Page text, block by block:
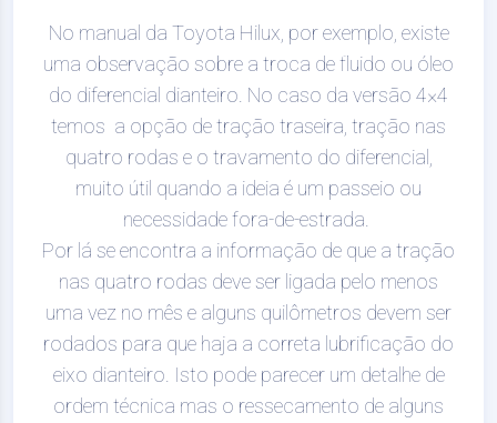
No manual da Toyota Hilux, por exemplo, existe
uma observação sobre a troca de fluido ou óleo
do diferencial dianteiro. No caso da versão 4×4
temos a opção de tração traseira, tração nas
quatro rodas e o travamento do diferencial,
muito útil quando a ideia é um passeio ou
necessidade fora-de-estrada.
Por lá se encontra a informação de que a tração
nas quatro rodas deve ser ligada pelo menos
uma vez no mês e alguns quilômetros devem ser
rodados para que haja a correta lubrificação do
eixo dianteiro. Isto pode parecer um detalhe de
ordem técnica mas o ressecamento de alguns